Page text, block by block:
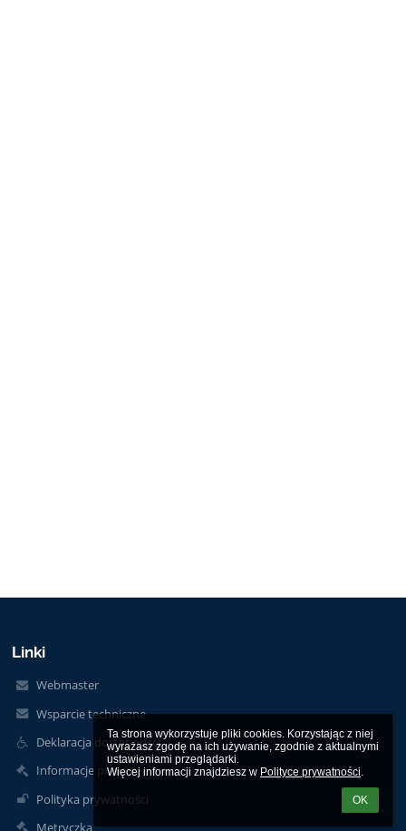
Ta strona wykorzystuje pliki cookies. Korzystając z niej
wyrażasz zgodę na ich używanie, zgodnie z aktualnymi
ustawieniami przeglądarki.
Więcej informacji znajdziesz w Polityce prywatności.
OK
Linki
Webmaster
Wsparcie techniczne
Deklaracja dostępności
Informacje prawne
Polityka prywatności
Metryczka